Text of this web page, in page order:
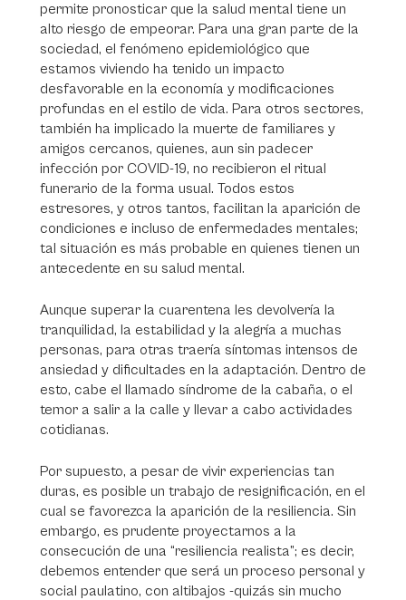
permite pronosticar que la salud mental tiene un
alto riesgo de empeorar. Para una gran parte de la
sociedad, el fenómeno epidemiológico que
estamos viviendo ha tenido un impacto
desfavorable en la economía y modificaciones
profundas en el estilo de vida. Para otros sectores,
también ha implicado la muerte de familiares y
amigos cercanos, quienes, aun sin padecer
infección por COVID-19, no recibieron el ritual
funerario de la forma usual. Todos estos
estresores, y otros tantos, facilitan la aparición de
condiciones e incluso de enfermedades mentales;
tal situación es más probable en quienes tienen un
antecedente en su salud mental.
Aunque superar la cuarentena les devolvería la
tranquilidad, la estabilidad y la alegría a muchas
personas, para otras traería síntomas intensos de
ansiedad y dificultades en la adaptación. Dentro de
esto, cabe el llamado síndrome de la cabaña, o el
temor a salir a la calle y llevar a cabo actividades
cotidianas.
Por supuesto, a pesar de vivir experiencias tan
duras, es posible un trabajo de resignificación, en el
cual se favorezca la aparición de la resiliencia. Sin
embargo, es prudente proyectarnos a la
consecución de una “resiliencia realista”; es decir,
debemos entender que será un proceso personal y
social paulatino, con altibajos -quizás sin mucho